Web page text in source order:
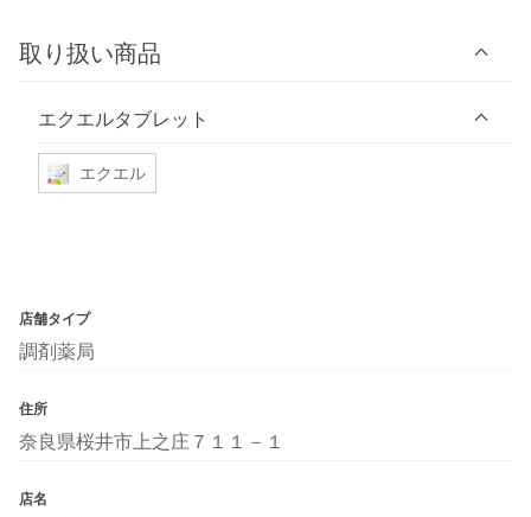
取り扱い商品
エクエルタブレット
エクエル
店舗タイプ
調剤薬局
住所
奈良県桜井市上之庄７１１－１
店名